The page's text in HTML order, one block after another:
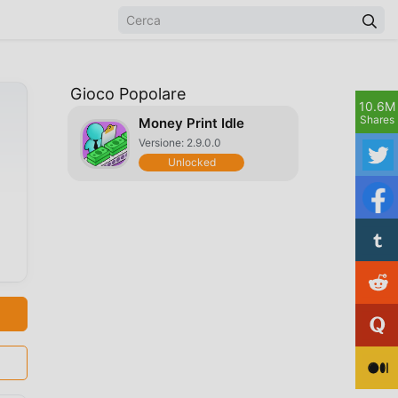
Gioco Popolare
Money Print Idle
Versione: 2.9.0.0
Unlocked
10.6M
Shares